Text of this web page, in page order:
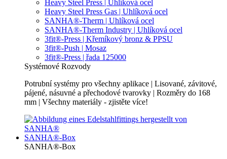
Heavy Steel Press | Uhlíková ocel
Heavy Steel Press Gas | Uhlíková ocel
SANHA®-Therm | Uhlíková ocel
SANHA®-Therm Industry | Uhlíková ocel
3fit®-Press | Křemíkový bronz & PPSU
3fit®-Push | Mosaz
3fit®-Press | řada 125000
Systémové Rozvody
Potrubní systémy pro všechny aplikace | Lisované, závitové,
pájené, násuvné a přechodové tvarovky | Rozměry do 168
mm | Všechny materiály - zjistěte více!
SANHA®-Box
SANHA®-Box